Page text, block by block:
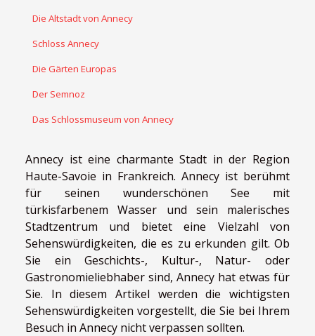
Die Altstadt von Annecy
Schloss Annecy
Die Gärten Europas
Der Semnoz
Das Schlossmuseum von Annecy
Annecy ist eine charmante Stadt in der Region
Haute-Savoie in Frankreich. Annecy ist berühmt
für seinen wunderschönen See mit
türkisfarbenem Wasser und sein malerisches
Stadtzentrum und bietet eine Vielzahl von
Sehenswürdigkeiten, die es zu erkunden gilt. Ob
Sie ein Geschichts-, Kultur-, Natur- oder
Gastronomieliebhaber sind, Annecy hat etwas für
Sie. In diesem Artikel werden die wichtigsten
Sehenswürdigkeiten vorgestellt, die Sie bei Ihrem
Besuch in Annecy nicht verpassen sollten.